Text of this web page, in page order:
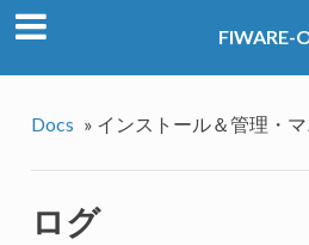
FIWARE-
Docs » インストール＆管理・
ログ